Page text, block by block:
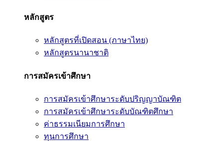
หลักสูตร
หลักสูตรที่เปิดสอน (ภาษาไทย)
หลักสูตรนานาชาติ
การสมัครเข้าศึกษา
การสมัครเข้าศึกษาระดับปริญญาบัณฑิต
การสมัครเข้าศึกษาระดับบัณฑิตศึกษา
ค่าธรรมเนียมการศึกษา
ทุนการศึกษา